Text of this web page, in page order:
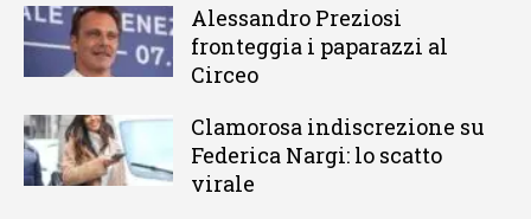
Alessandro Preziosi
fronteggia i paparazzi al
Circeo
Clamorosa indiscrezione su
Federica Nargi: lo scatto
virale